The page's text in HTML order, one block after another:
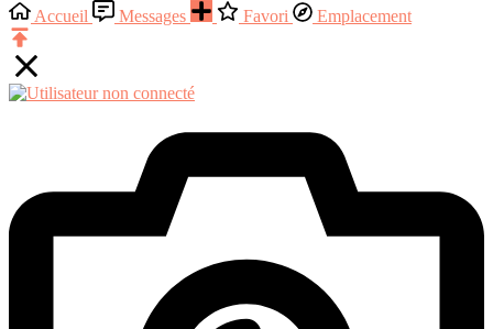
Accueil
Messages Favori Emplacement